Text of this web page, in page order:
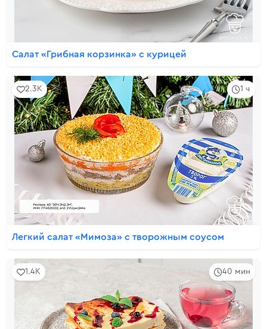
Салат «Грибная корзинка» с курицей
1 ч
2.3K
Легкий салат «Мимоза» с творожным соусом
40 мин
1.4K